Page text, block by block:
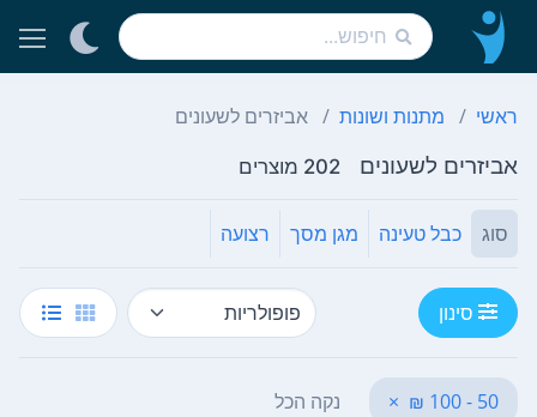
ראשי מתנות ושונות אביזרים לשעונים
אביזרים לשעונים 202 מוצרים
סוג כבל טעינה מגן מסך רצועה
סינון
50 - 100 ₪
× נקה הכל